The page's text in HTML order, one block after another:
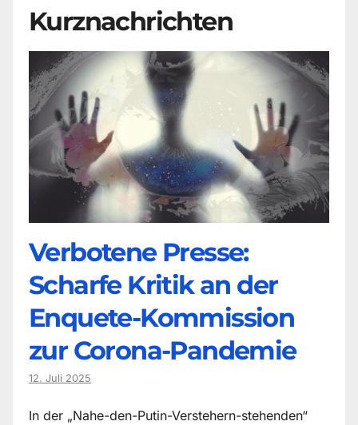
Kurznachrichten
Verbotene Presse:
Scharfe Kritik an der
Enquete-Kommission
zur Corona-Pandemie
12. Juli 2025
In der „Nahe-den-Putin-Verstehern-stehenden“